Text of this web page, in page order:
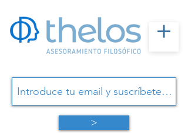
>